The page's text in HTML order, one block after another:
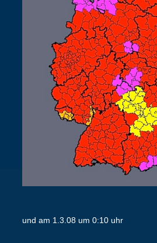
und am 1.3.08 um 0:10 uhr